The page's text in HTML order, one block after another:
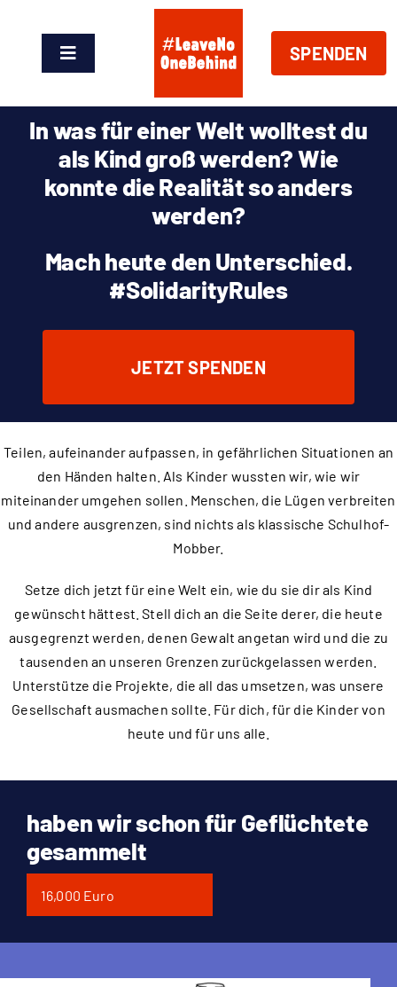
Toggle
News
Über Uns
Handeln
Shop
Spenden
SPENDEN
In was für einer Welt wolltest du
als Kind groß werden? Wie
konnte die Realität so anders
werden?
Mach heute den Unterschied.
#SolidarityRules
JETZT SPENDEN
Teilen, aufeinander aufpassen, in gefährlichen Situationen an
den Händen halten. Als Kinder wussten wir, wie wir
miteinander umgehen sollen. Menschen, die Lügen verbreiten
und andere ausgrenzen, sind nichts als klassische Schulhof-
Mobber.
Setze dich jetzt für eine Welt ein, wie du sie dir als Kind
gewünscht hättest. Stell dich an die Seite derer, die heute
ausgegrenzt werden, denen Gewalt angetan wird und die zu
tausenden an unseren Grenzen zurückgelassen werden.
Unterstütze die Projekte, die all das umsetzen, was unsere
Gesellschaft ausmachen sollte. Für dich, für die Kinder von
heute und für uns alle.
haben wir schon für Geflüchtete
gesammelt
16,000 Euro